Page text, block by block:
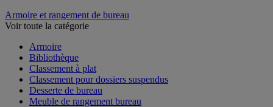
Armoire et rangement de bureau
Voir toute la catégorie
Armoire
Bibliothèque
Classement à plat
Classement pour dossiers suspendus
Desserte de bureau
Meuble de rangement bureau